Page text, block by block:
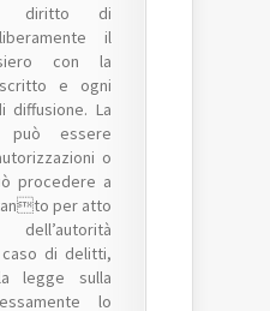
diritto di
il
con la
e ogni
diffusione. La
può essere
o
procedere a
per atto
di delitti,
legge sulla
lo